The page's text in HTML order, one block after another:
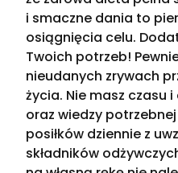
i smaczne dania to
osiągnięcia celu.
Twoich potrzeb!
nieudanych zrywach
życia. Nie masz czasu
oraz wiedzy
posiłków dziennie z
składników